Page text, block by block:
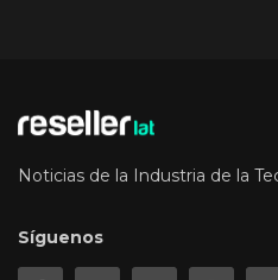
Noticias de la Industria de la
Síguenos